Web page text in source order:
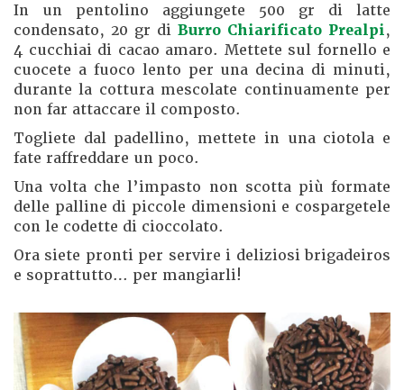
In un pentolino aggiungete 500 gr di latte
condensato, 20 gr di Burro Chiarificato Prealpi,
4 cucchiai di cacao amaro. Mettete sul fornello e
cuocete a fuoco lento per una decina di minuti,
durante la cottura mescolate continuamente per
non far attaccare il composto.
Togliete dal padellino, mettete in una ciotola e
fate raffreddare un poco.
Una volta che l’impasto non scotta più formate
delle palline di piccole dimensioni e cospargetele
con le codette di cioccolato.
Ora siete pronti per servire i deliziosi brigadeiros
e soprattutto… per mangiarli!